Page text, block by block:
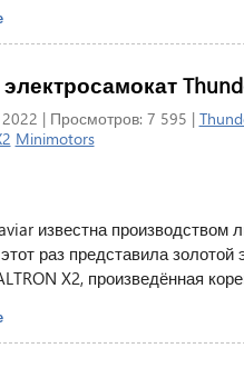
2022 | Просмотров: 7 595 |
Minimotors
известна производством
раз представила
X2, произведённая